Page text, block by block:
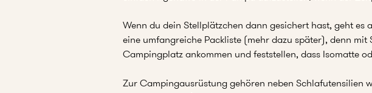
Wenn du dein Stellplätzchen dann gesichert hast, geht es
eine umfangreiche Packliste (mehr dazu später), denn
Campingplatz ankommen und feststellen, dass Isomatte
Zur Campingausrüstung gehören neben Schlafutensilien